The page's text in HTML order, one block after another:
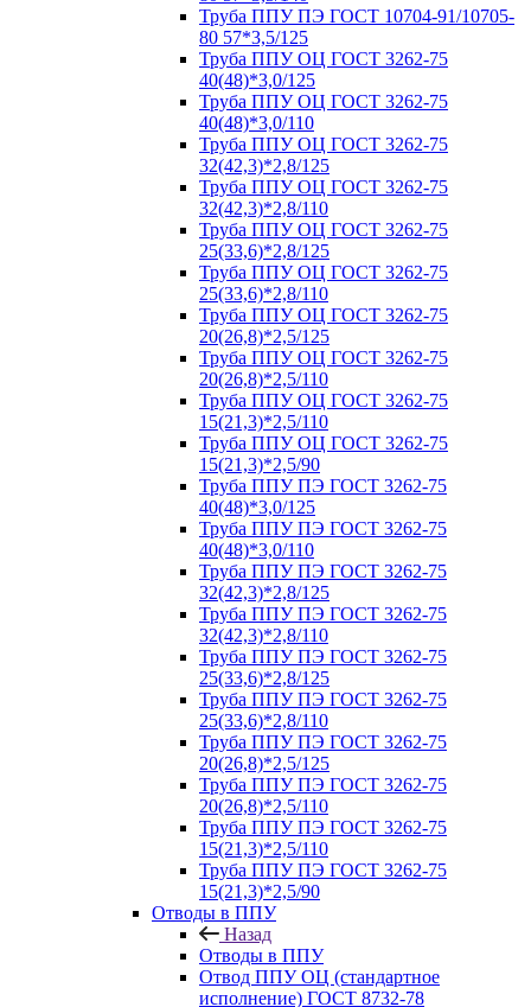
Труба ППУ ПЭ ГОСТ 10704-91/10705-
80 57*3,5/125
Труба ППУ ОЦ ГОСТ 3262-75
40(48)*3,0/125
Труба ППУ ОЦ ГОСТ 3262-75
40(48)*3,0/110
Труба ППУ ОЦ ГОСТ 3262-75
32(42,3)*2,8/125
Труба ППУ ОЦ ГОСТ 3262-75
32(42,3)*2,8/110
Труба ППУ ОЦ ГОСТ 3262-75
25(33,6)*2,8/125
Труба ППУ ОЦ ГОСТ 3262-75
25(33,6)*2,8/110
Труба ППУ ОЦ ГОСТ 3262-75
20(26,8)*2,5/125
Труба ППУ ОЦ ГОСТ 3262-75
20(26,8)*2,5/110
Труба ППУ ОЦ ГОСТ 3262-75
15(21,3)*2,5/110
Труба ППУ ОЦ ГОСТ 3262-75
15(21,3)*2,5/90
Труба ППУ ПЭ ГОСТ 3262-75
40(48)*3,0/125
Труба ППУ ПЭ ГОСТ 3262-75
40(48)*3,0/110
Труба ППУ ПЭ ГОСТ 3262-75
32(42,3)*2,8/125
Труба ППУ ПЭ ГОСТ 3262-75
32(42,3)*2,8/110
Труба ППУ ПЭ ГОСТ 3262-75
25(33,6)*2,8/125
Труба ППУ ПЭ ГОСТ 3262-75
25(33,6)*2,8/110
Труба ППУ ПЭ ГОСТ 3262-75
20(26,8)*2,5/125
Труба ППУ ПЭ ГОСТ 3262-75
20(26,8)*2,5/110
Труба ППУ ПЭ ГОСТ 3262-75
15(21,3)*2,5/110
Труба ППУ ПЭ ГОСТ 3262-75
15(21,3)*2,5/90
Отводы в ППУ
Назад
Отводы в ППУ
Отвод ППУ ОЦ (стандартное
исполнение) ГОСТ 8732-78